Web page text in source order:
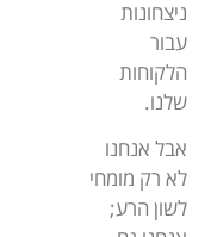
ניצחונות
עבור
הלקוחות
שלנו.
אבל אנחנו
לא רק מומחי
לשון הרע;